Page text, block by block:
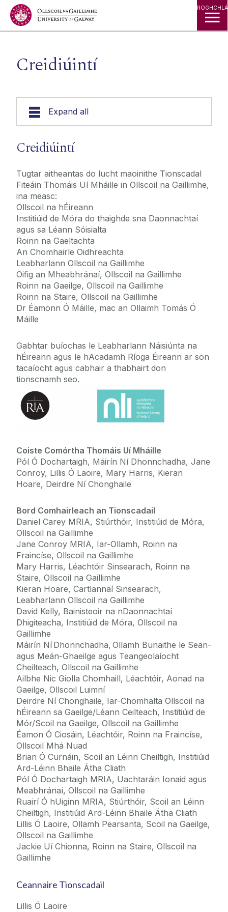
Creidiúintí
Expand all
Taifeadtaí Fuaime
Creidiúintí
Tugtar aitheantas do lucht maoinithe Tionscadal
Fiteáin Thomáis Uí Mháille in Ollscoil na Gaillimhe,
ina measc:
Ollscoil na hÉireann
Institiúid de Móra do thaighde sna Daonnachtaí
agus sa Léann Sóisialta
Roinn na Gaeltachta
An Chomhairle Oidhreachta
Leabharlann Ollscoil na Gaillimhe
Oifig an Mheabhránaí, Ollscoil na Gaillimhe
Roinn na Gaeilge, Ollscoil na Gaillimhe
Roinn na Staire, Ollscoil na Gaillimhe
Dr Éamonn Ó Máille, mac an Ollaimh Tomás Ó
Máille
Gabhtar buíochas le Leabharlann Náisiúnta na
hÉireann agus le hAcadamh Ríoga Éireann ar son
tacaíocht agus cabhair a thabhairt don
tionscnamh seo.
Coiste Comórtha Thomáis Uí Mháille
Pól Ó Dochartaigh, Máirín Ní Dhonnchadha, Jane
Conroy, Lillis Ó Laoire, Mary Harris, Kieran
Hoare, Deirdre Ní Chonghaile
Bord Comhairleach an Tionscadail
Daniel Carey MRIA, Stiúrthóir, Institiúid de Móra,
Ollscoil na Gaillimhe
Jane Conroy MRIA, Iar-Ollamh, Roinn na
Fraincíse, Ollscoil na Gaillimhe
Mary Harris, Léachtóir Sinsearach, Roinn na
Staire, Ollscoil na Gaillimhe
Kieran Hoare, Cartlannaí Sinsearach,
Leabharlann Ollscoil na Gaillimhe
David Kelly, Bainisteoir na nDaonnachtaí
Dhigiteacha, Institiúid de Móra, Ollscoil na
Gaillimhe
Máirín Ní Dhonnchadha, Ollamh Bunaithe le Sean-
agus Meán-Ghaeilge agus Teangeolaíocht
Cheilteach, Ollscoil na Gaillimhe
Ailbhe Nic Giolla Chomhaill, Léachtóir, Aonad na
Gaeilge, Ollscoil Luimní
Deirdre Ní Chonghaile, Iar-Chomhalta Ollscoil na
hÉireann sa Gaeilge/Léann Ceilteach, Institiúid de
Mór/Scoil na Gaeilge, Ollscoil na Gaillimhe
Éamon Ó Ciosáin, Léachtóir, Roinn na Fraincíse,
Ollscoil Mhá Nuad
Brian Ó Curnáin, Scoil an Léinn Cheiltigh, Institiúid
Ard-Léinn Bhaile Átha Cliath
Pól Ó Dochartaigh MRIA, Uachtaráin Ionaid agus
Meabhránaí, Ollscoil na Gaillimhe
Ruairí Ó hUiginn MRIA, Stiúrthóir, Scoil an Léinn
Cheiltigh, Institiúid Ard-Léinn Bhaile Átha Cliath
​Lillis Ó Laoire, Ollamh Pearsanta, Scoil na Gaeilge,
Ollscoil na Gaillimhe
Jackie Uí Chionna, Roinn na Staire, Ollscoil na
Gaillimhe
Ceannaire Tionscadail
Lillis Ó Laoire